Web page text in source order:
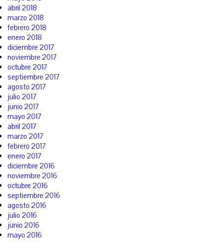
abril 2018
marzo 2018
febrero 2018
enero 2018
diciembre 2017
noviembre 2017
octubre 2017
septiembre 2017
agosto 2017
julio 2017
junio 2017
mayo 2017
abril 2017
marzo 2017
febrero 2017
enero 2017
diciembre 2016
noviembre 2016
octubre 2016
septiembre 2016
agosto 2016
julio 2016
junio 2016
mayo 2016